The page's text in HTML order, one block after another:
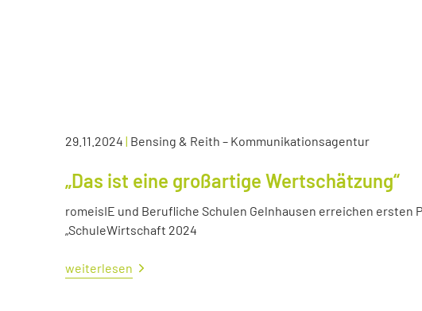
29.11.2024 | Bensing & Reith – Kommunikationsagentur
„Das ist eine großartige Wertschätzung“
romeisIE und Berufliche Schulen Gelnhausen erreichen ersten
„SchuleWirtschaft 2024
weiterlesen